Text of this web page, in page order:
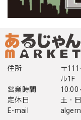
住所
〒
ル1F
営業時間
10:00
定休日
土・
E-mail